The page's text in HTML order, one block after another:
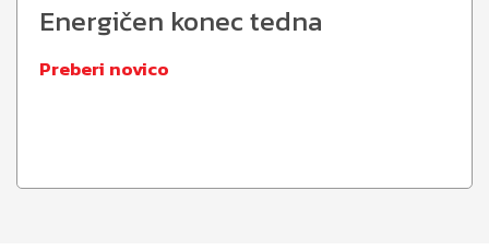
Energičen konec tedna
Preberi novico